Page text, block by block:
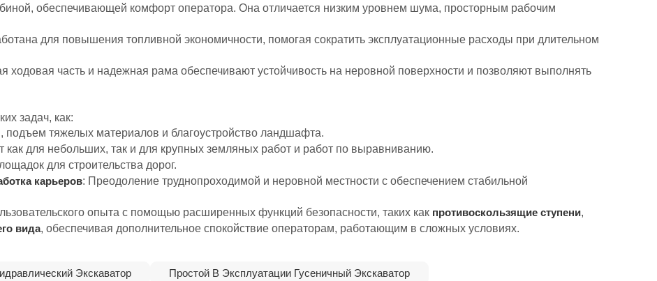
обеспечивающей комфорт оператора. Она отличается низким уровнем шума, просторным рабочим
для повышения топливной экономичности, помогая сократить эксплуатационные расходы при длительном
ходовая часть и надежная рама обеспечивают устойчивость на неровной поверхности и позволяют выполнять
задач, как:
тяжелых материалов и благоустройство ландшафта.
как для небольших, так и для крупных земляных работ и работ по выравниванию.
для строительства дорог.
карьеров: Преодоление труднопроходимой и неровной местности с обеспечением стабильной
опыта с помощью расширенных функций безопасности, таких как противоскользящие ступени
вида , обеспечивая дополнительное спокойствие операторам, работающим в сложных условиях.
Экскаватор Простой В Эксплуатации Гусеничный Экскаватор